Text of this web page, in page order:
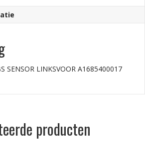
SENSOR LINKSVOOR A1685400017
producten